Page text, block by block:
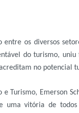
os diversos
do turismo, uniu
no potencial
Turismo, Emerson
uma vitória de